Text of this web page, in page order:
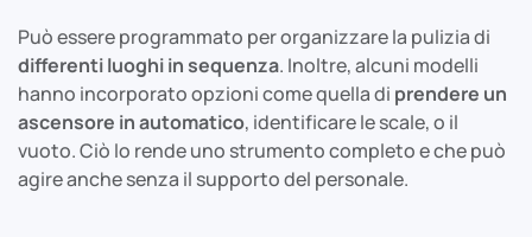
Può essere programmato per organizzare la pulizia di
differenti luoghi in sequenza. Inoltre, alcuni modelli
hanno incorporato opzioni come quella di prendere un
ascensore in automatico, identificare le scale, o il
vuoto. Ciò lo rende uno strumento completo e che può
agire anche senza il supporto del personale.